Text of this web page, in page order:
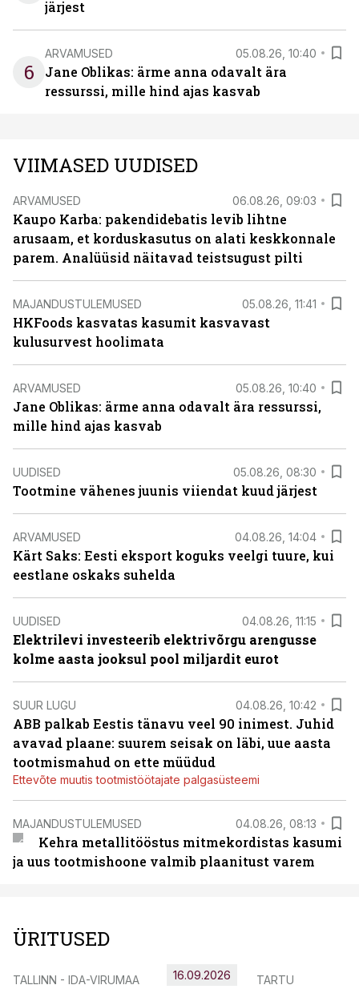
järjest
6
ARVAMUSED 05.08.26, 10:40
Jane Oblikas: ärme anna odavalt ära
ressurssi, mille hind ajas kasvab
VIIMASED UUDISED
ARVAMUSED 06.08.26, 09:03
Kaupo Karba: pakendidebatis levib lihtne
arusaam, et korduskasutus on alati keskkonnale
parem. Analüüsid näitavad teistsugust pilti
MAJANDUSTULEMUSED 05.08.26, 11:41
HKFoods kasvatas kasumit kasvavast
kulusurvest hoolimata
ARVAMUSED 05.08.26, 10:40
Jane Oblikas: ärme anna odavalt ära ressurssi,
mille hind ajas kasvab
UUDISED 05.08.26, 08:30
Tootmine vähenes juunis viiendat kuud järjest
ARVAMUSED 04.08.26, 14:04
Kärt Saks: Eesti eksport koguks veelgi tuure, kui
eestlane oskaks suhelda
UUDISED 04.08.26, 11:15
Elektrilevi investeerib elektrivõrgu arengusse
kolme aasta jooksul pool miljardit eurot
SUUR LUGU 04.08.26, 10:42
ABB palkab Eestis tänavu veel 90 inimest. Juhid
avavad plaane: suurem seisak on läbi, uue aasta
tootmismahud on ette müüdud
Ettevõte muutis tootmistöötajate palgasüsteemi
MAJANDUSTULEMUSED 04.08.26, 08:13
Kehra metallitööstus mitmekordistas kasumi
ja uus tootmishoone valmib plaanitust varem
ÜRITUSED
TALLINN - IDA-VIRUMAA 16.09.2026 TARTU